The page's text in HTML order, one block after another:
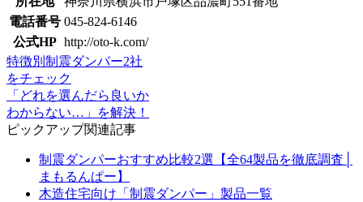
電話番号 045-824-6146
公式HP http://oto-k.com/
特徴別制震ダンパー2社
をチェック
「どれを選んだら良いか
わからない…」を解決！
ピックアップ関連記事
制震ダンパーおすすめ比較2選【全64製品を徹底調査│
まもるんぱー】
木造住宅向け「制震ダンパー」製品一覧